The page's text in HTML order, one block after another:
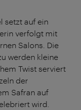
setzt auf ein
verfolgt mit
Salons. Die
werden kleine
Twist serviert
der
Safran auf
wird.